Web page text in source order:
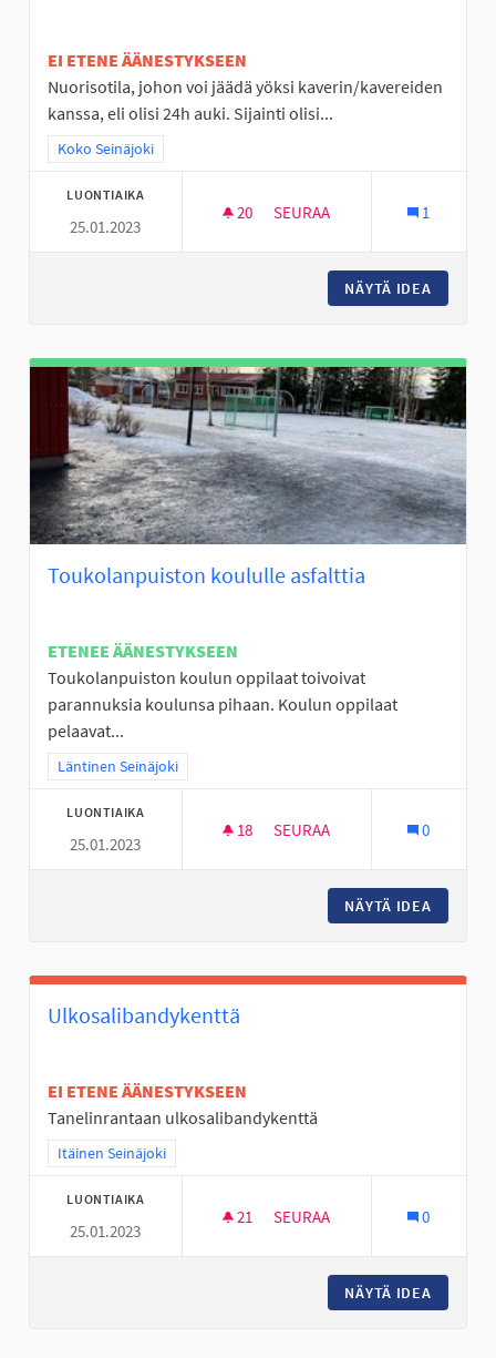
EI ETENE ÄÄNESTYKSEEN
Nuorisotila, johon voi jäädä yöksi kaverin/kavereiden
kanssa, eli olisi 24h auki. Sijainti olisi...
Rajaa tulokset teeman mukaan: Koko Seinäjoki
Koko Seinäjoki
LUONTIAIKA
25.01.2023
20 20 SEURAAJAA
SEURAA 1
NÄYTÄ IDEA
Toukolanpuiston koululle asfalttia
ETENEE ÄÄNESTYKSEEN
Toukolanpuiston koulun oppilaat toivoivat
parannuksia koulunsa pihaan. Koulun oppilaat
pelaavat...
Rajaa tulokset teeman mukaan: Läntinen Seinäjoki
Läntinen Seinäjoki
LUONTIAIKA
25.01.2023
18 18 SEURAAJAA
SEURAA 0
NÄYTÄ IDEA
Ulkosalibandykenttä
EI ETENE ÄÄNESTYKSEEN
Tanelinrantaan ulkosalibandykenttä
Rajaa tulokset teeman mukaan: Itäinen Seinäjoki
Itäinen Seinäjoki
LUONTIAIKA
25.01.2023
21 21 SEURAAJAA
SEURAA 0
NÄYTÄ IDEA